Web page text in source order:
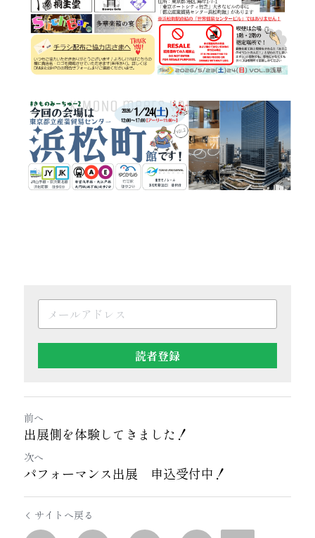
読者登録
前へ
出展側を体験してきました！
次へ
パフォーマンス出展 申込受付中！
サイトへ戻る